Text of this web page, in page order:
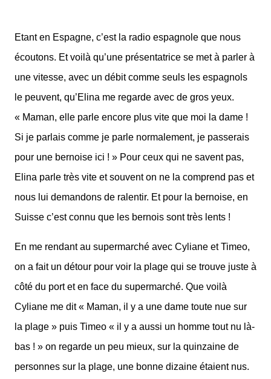
Etant en Espagne, c’est la radio espagnole que nous
écoutons. Et voilà qu’une présentatrice se met à parler à
une vitesse, avec un débit comme seuls les espagnols
le peuvent, qu’Elina me regarde avec de gros yeux.
« Maman, elle parle encore plus vite que moi la dame !
Si je parlais comme je parle normalement, je passerais
pour une bernoise ici ! » Pour ceux qui ne savent pas,
Elina parle très vite et souvent on ne la comprend pas et
nous lui demandons de ralentir. Et pour la bernoise, en
Suisse c’est connu que les bernois sont très lents !
En me rendant au supermarché avec Cyliane et Timeo,
on a fait un détour pour voir la plage qui se trouve juste à
côté du port et en face du supermarché. Que voilà
Cyliane me dit « Maman, il y a une dame toute nue sur
la plage » puis Timeo « il y a aussi un homme tout nu là-
bas ! » on regarde un peu mieux, sur la quinzaine de
personnes sur la plage, une bonne dizaine étaient nus.